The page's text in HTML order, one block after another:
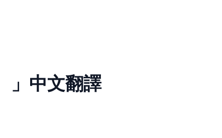
」中文翻譯